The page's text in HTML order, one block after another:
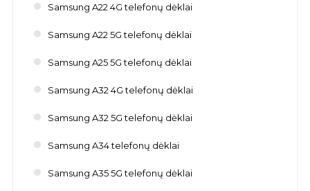
Samsung A22 4G telefonų dėklai
Samsung A22 5G telefonų dėklai
Samsung A25 5G telefonų dėklai
Samsung A32 4G telefonų dėklai
Samsung A32 5G telefonų dėklai
Samsung A34 telefonų dėklai
Samsung A35 5G telefonų dėklai